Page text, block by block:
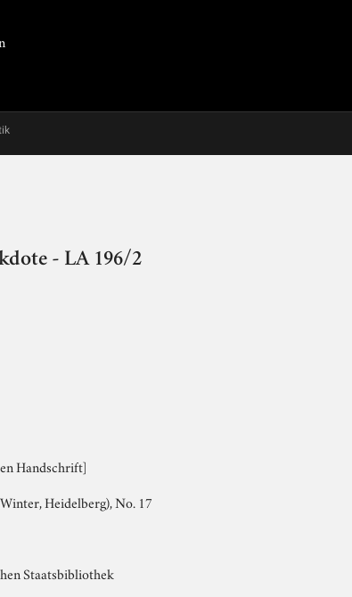
- LA 196/2
Handschrift]
Heidelberg), No. 17
Staatsbibliothek